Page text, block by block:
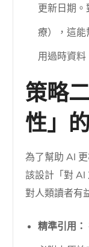
更新日期
療），這
用過時資料
策略
性」
為了幫助 AI
該設計「對 AI
對人類讀者有
精準引用：